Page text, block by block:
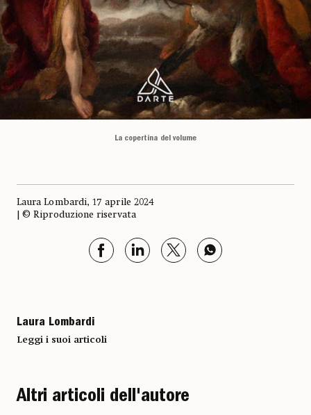
La copertina del volume
Laura Lombardi, 17 aprile 2024
| © Riproduzione riservata
Laura Lombardi
Leggi i suoi articoli
Altri articoli dell'autore